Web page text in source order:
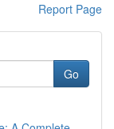
Report Page
Go